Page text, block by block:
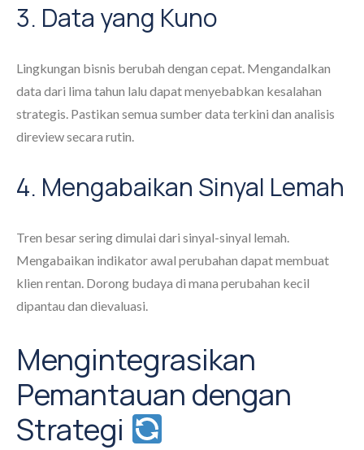
3. Data yang Kuno
Lingkungan bisnis berubah dengan cepat. Mengandalkan
data dari lima tahun lalu dapat menyebabkan kesalahan
strategis. Pastikan semua sumber data terkini dan analisis
direview secara rutin.
4. Mengabaikan Sinyal Lemah
Tren besar sering dimulai dari sinyal-sinyal lemah.
Mengabaikan indikator awal perubahan dapat membuat
klien rentan. Dorong budaya di mana perubahan kecil
dipantau dan dievaluasi.
Mengintegrasikan
Pemantauan dengan
Strategi